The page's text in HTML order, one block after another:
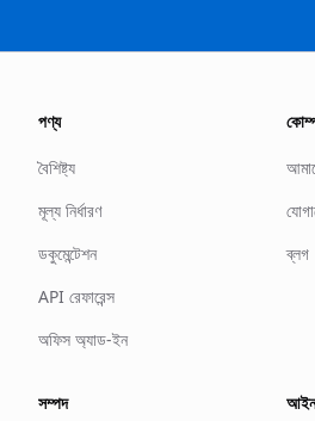
পণ্য
বৈশিষ্ট্য
মূল্য নির্ধারণ
ডকুমেন্টেশন
API রেফারেন্স
অফিস অ্যাড-ইন
ব্লগ
সম্পদ